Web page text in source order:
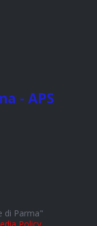
- APS
di Parma"